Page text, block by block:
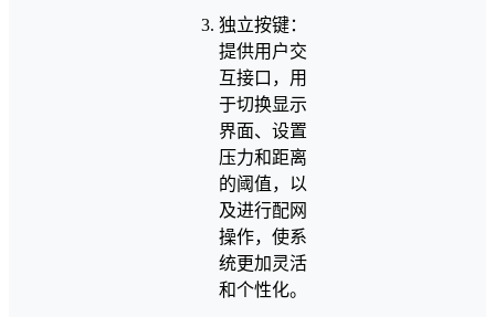
独立按键：
提供用户交
互接口，用
于切换显示
界面、设置
压力和距离
的阈值，以
及进行配网
操作，使系
统更加灵活
和个性化。